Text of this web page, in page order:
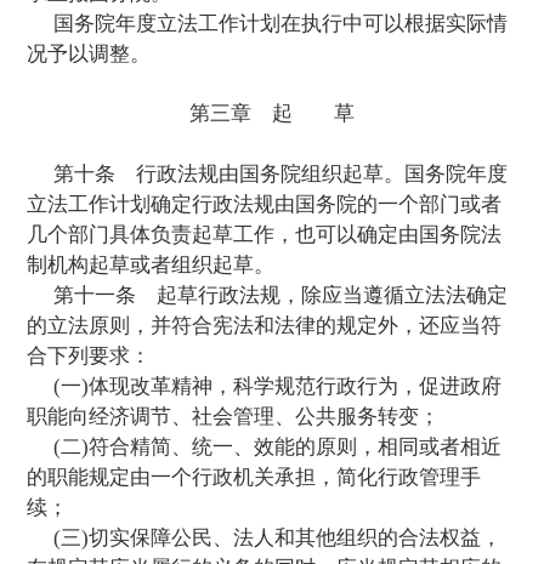
明立法项目所要解决的主要问题、依据的方
拟确立的主要制度。
署对部门报送的行政法规立项申请汇总研究
点，统筹兼顾，拟订国务院年度立法工作计
务院审批。
列入国务院年度立法工作计划的行政法规
符合下列要求：
(一)适应改革、发展、稳定的需要；
(二)有关的改革实践经验基本成熟；
(三)所要解决的问题属于国务院职权范围
务院制定行政法规的事项。
第九条对列入国务院年度立法工作计划
规项目，承担起草任务的部门应当抓紧工作
求上报国务院。